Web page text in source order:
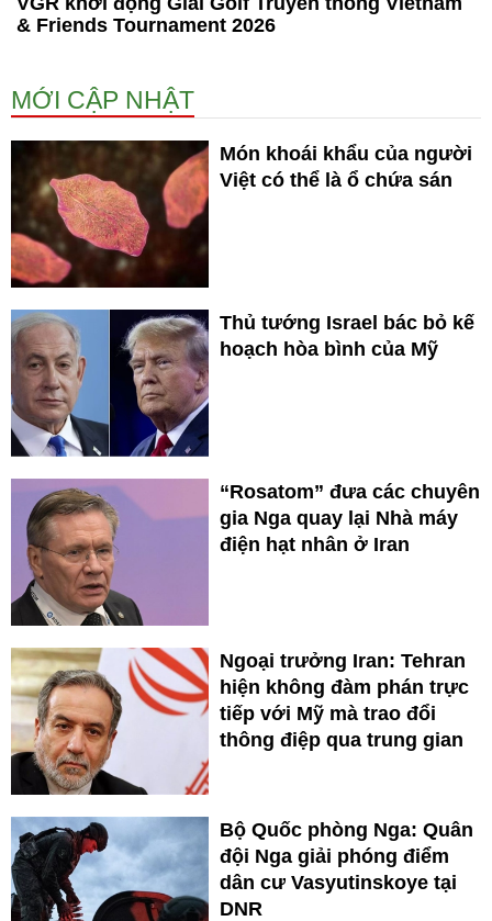
& Friends Tournament 2026
MỚI CẬP NHẬT
Món khoái khẩu của người
Việt có thể là ổ chứa sán
Thủ tướng Israel bác bỏ kế
hoạch hòa bình của Mỹ
“Rosatom” đưa các chuyên
gia Nga quay lại Nhà máy
điện hạt nhân ở Iran
Ngoại trưởng Iran: Tehran
hiện không đàm phán trực
tiếp với Mỹ mà trao đổi
thông điệp qua trung gian
Bộ Quốc phòng Nga: Quân
đội Nga giải phóng điểm
dân cư Vasyutinskoye tại
DNR